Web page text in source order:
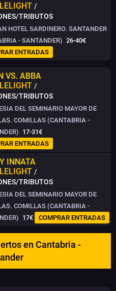
/
TRIBUTOS
HOTEL SARDINERO. SANTANDER
- SANTANDER) 26-40€
ENTRADAS
VS. ABBA
/
TRIBUTOS
DEL SEMINARIO MAYOR DE
COMILLAS (CANTABRIA -
17-31€
ENTRADAS
INNATA
/
TRIBUTOS
DEL SEMINARIO MAYOR DE
COMILLAS (CANTABRIA -
17€ COMPRAR ENTRADAS
en Cantabria -